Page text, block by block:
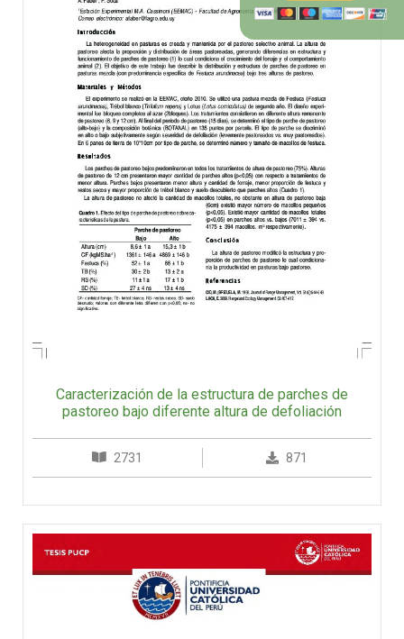
Caracterización de la estructura de parches de
pastoreo bajo diferente altura de defoliación
2731 871